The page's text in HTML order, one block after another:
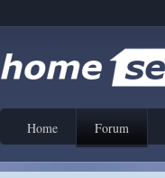
Home Forum